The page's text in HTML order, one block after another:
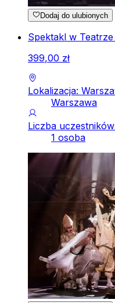
Dodaj do ulubionych
Spektakl w
399,00 zł
Lokalizacja:
Warszawa
Liczba
1 osoba